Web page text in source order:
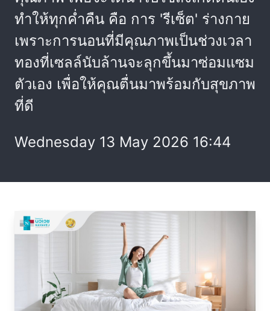
ทำให้ทุกค่ำคืน คือ การ 'รีเซ็ต' ร่างกาย
เพราะการนอนที่มีคุณภาพเป็นช่วงเวลา
ทองที่เซลล์นับล้านจะลุกขึ้นมาซ่อมแซม
ตัวเอง เพื่อให้คุณตื่นมาพร้อมกับสุขภาพ
ที่ดี
Wednesday 13 May 2026 16:44